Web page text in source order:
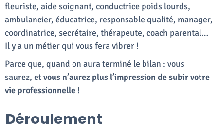
fleuriste, aide soignant, conductrice poids lourds,
ambulancier, éducatrice, responsable qualité, manager,
coordinatrice, secrétaire, thérapeute, coach parental…
Il y a un métier qui vous fera vibrer !
Parce que, quand on aura terminé le bilan : vous
saurez, etvous n’aurez plus l’impression de subir votre
vie professionnelle !
Déroulement